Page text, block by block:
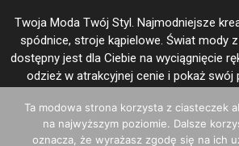
Twoja Moda Twój Styl. Najmodniejsze
spódnice, stroje kąpielowe. Świat mody
dostępny jest dla Ciebie na wyciągnięcie
odzież w atrakcyjnej cenie i pokaż swój
Ta modowa strona korzysta z ciasteczek
na najwyższym poziomie. Dalsze
oznacza, że wyrażasz zgodę się na ich